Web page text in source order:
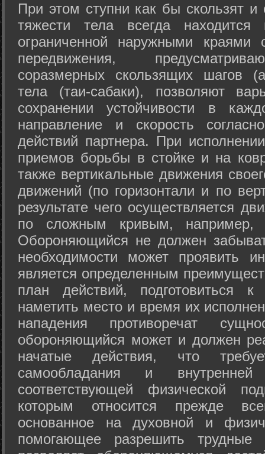
При этом ступни как бы скользят
тяжести тела всегда
ограниченной наружными краями
передвижения,
соразмерных скользящих шагов
тела (таи-сабаки), позволяют
сохранении устойчивости в
направление и скорость
действий партнера. При
приемов борьбы в стойке и на
также вертикальные движения
движений (по горизонтали и по
результате чего осуществляется
по сложным кривым, например,
Обороняющийся не должен
необходимости может проявить
является определенным
план действий, подготовиться
наметить место и время их
нападения противоречат
обороняющийся может и должен
начатые действия, что
самообладания и
соответствующей физической
которым относится прежде
основанное на духовной и
помогающее разрешить